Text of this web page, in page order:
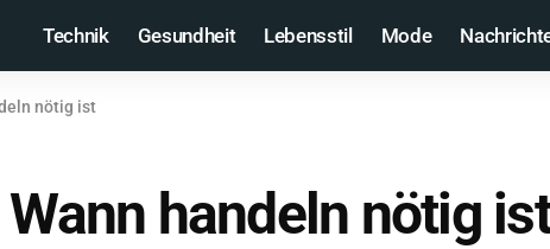
Technik Gesundheit Lebensstil Mode
nötig ist
handeln nötig ist